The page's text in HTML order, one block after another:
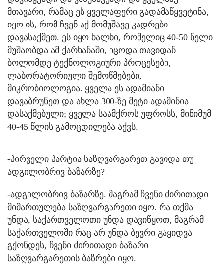
მთავარი, რამაც ეს ყველაფერი გადამაწყვეტინა,
იყო ის, რომ ჩვენ აქ მომუშავე კადრები
დავასაქმეთ. ეს იყო ხალხი, რომელიც 40-50 წელი
მუშაობდა ამ ქარხანაში, იცოდა თავიდან
ბოლომდე ტექნოლოგიური პროცესები,
ლაბორატორიული შემოწმებები,
მიკრობიოლოგია. ყველა ეს ადამიანი
დავაბრუნეთ და ახლა 300-ზე მეტი ადამინია
დასაქმებული; ყველა საამქროს უფროსს, მინიმუმ
40-45 წლის გამოცდილება აქვს.
-პირველი პარტია საზღვარგარეთ გავიდა თუ
ადგილობრივ ბაზარზე?
-ადგილობრივ ბაზარზე. მაგრამ ჩვენი ძირითადი
მიმართულება საზღვარგარეთი იყო. რა თქმა
უნდა, საქართველოთი უნდა დავიწყოთ, მაგრამ
საქართველოში რაც არ უნდა ბევრი გაყიდვა
გქონდეს, ჩვენი ძირითადი ბაზარი
საზღვარგარეთის ბაზრები იყო.